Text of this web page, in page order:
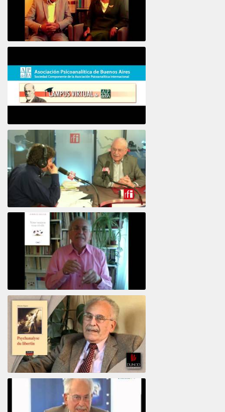
Psicoanálisis por Skype y teléfono Alberto
Eiguer presenta el curso virtual 2017
Votre maison vous révèle
Psychanalyse du libertin